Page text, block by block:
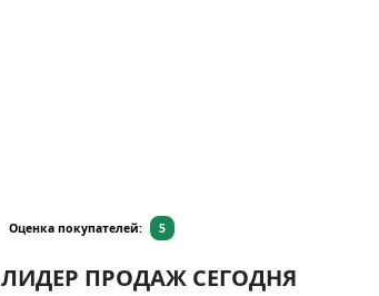
Оценка покупателей: 5
ЛИДЕР ПРОДАЖ СЕГОДНЯ